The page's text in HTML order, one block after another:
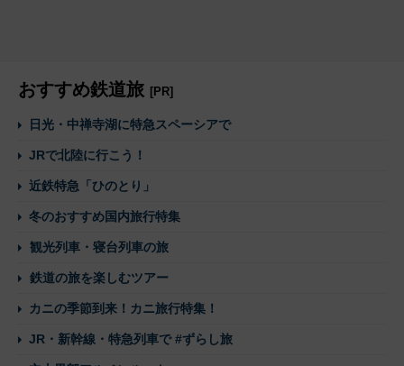
おすすめ鉄道旅 [PR]
日光・中禅寺湖に特急スペーシアで
JRで北陸に行こう！
近鉄特急「ひのとり」
冬のおすすめ国内旅行特集
観光列車・寝台列車の旅
鉄道の旅を楽しむツアー
カニの季節到来！カニ旅行特集！
JR・新幹線・特急列車で #ずらし旅